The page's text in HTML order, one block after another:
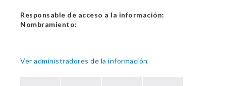
Responsable de acceso a la información:
Nombramiento:
Ver administradores de la información